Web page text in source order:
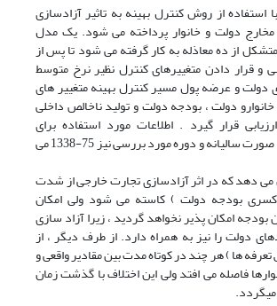
استفاده از روش کنترل بهینه به تاثیر آزادسازی
دولت و خانوار پرداخته می شود. یک مدل
از ده معاذله به کار گرفته می شود تا پس از
و قرار دادن متغییرهای کنترل نظیر نرخ متوسط
دولت و عرضه پول مسیر کنترل بهینه متغییر های
دولت ، بودجه دولت و تولید ناخالص داخلی
قرار گیرد . اطلاعات مورد استفاده برای
متغیرهای مدل به صورت سالیانه و دوره مورد بررسی نیز 75-1338 می
می دهد که در اثر آزادسازی تجارت خارجی از شدت
بودجه دولت ) کاسته می شود ولی امکان
امکان پذیر نخواهد گردید ، زیرا آزاد سازی
دولت را نیز به همراه دارد. از طرف دیگر ، از
ها ) هر چند در کوتاه مدت بین مقادیر واقعی و
فاصله می افتد ولی این اختلاف با گذشت زمان